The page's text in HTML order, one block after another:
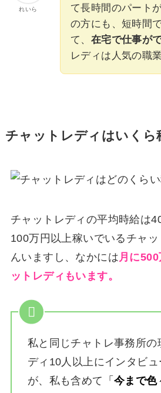
れいら
て長時間のパート
の方にも、短時間
て、 在宅で仕事が
レディは人気の職業
チャットレディはいくら
チャットレディの平均時給は
100万円以上稼いでいるチャ
んいますし、なかには 月に
ットレディもいます。
私と同じチャトレ事務所の
ディ10人以上にインタビ
が、私も含めて
「今まで色